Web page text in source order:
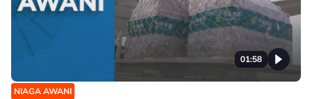
01:58
NIAGA AWANI